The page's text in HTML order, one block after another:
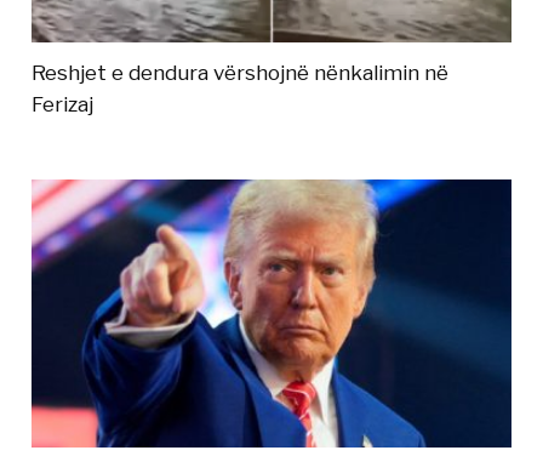
Reshjet e dendura vërshojnë nënkalimin në
Ferizaj